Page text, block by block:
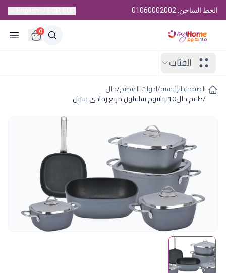
الخط الساخن: 01060002002
0
الفئات
الصفحة الرئيسية/ادوات المطبخ/حلل
/طقم حلل10تيتانيوم سافلون مربع رمادى ستيل